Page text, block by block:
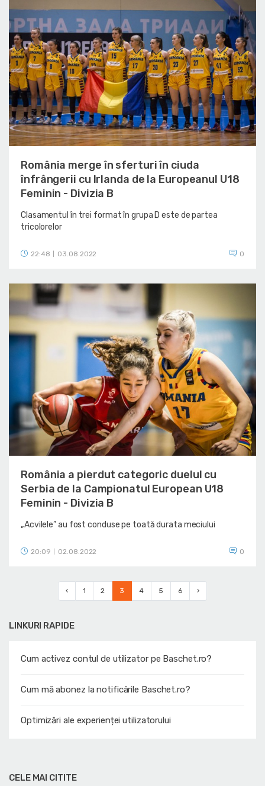
LINKURI RAPIDE
Cum activez contul de utilizator pe Baschet.ro?
Cum mă abonez la notificările Baschet.ro?
Optimizări ale experienței utilizatorului
România merge în sferturi în ciuda
înfrângerii cu Irlanda de la Europeanul U18
Feminin - Divizia B
Clasamentul în trei format în grupa D este de partea
tricolorelor
22:48 03.08.2022 0
România a pierdut categoric duelul cu
Serbia de la Campionatul European U18
Feminin - Divizia B
„Acvilele” au fost conduse pe toată durata meciului
20:09 02.08.2022 0
‹ 1 2 3 4 5 6 ›
CELE MAI CITITE